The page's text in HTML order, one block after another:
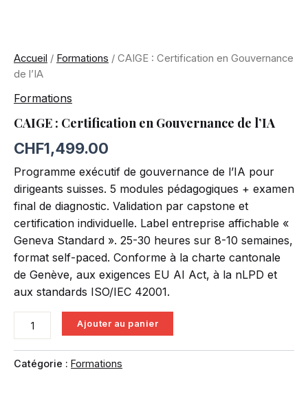
Accueil / Formations / CAIGE : Certification en Gouvernance
de l’IA
Formations
CAIGE : Certification en Gouvernance de l’IA
CHF1,499.00
Programme exécutif de gouvernance de l’IA pour
dirigeants suisses. 5 modules pédagogiques + examen
final de diagnostic. Validation par capstone et
certification individuelle. Label entreprise affichable «
Geneva Standard ». 25-30 heures sur 8-10 semaines,
format self-paced. Conforme à la charte cantonale
de Genève, aux exigences EU AI Act, à la nLPD et
aux standards ISO/IEC 42001.
Ajouter au panier
Catégorie : Formations